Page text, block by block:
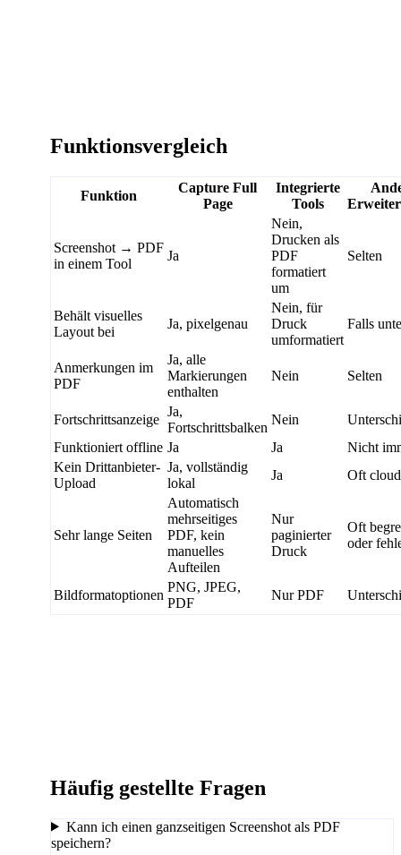
Funktionsvergleich
Funktion
Capture Full
Page
Integrierte
Tools
Screenshot → PDF
in einem Tool
Ja
Nein,
Drucken als
PDF
formatiert
um
Selten
Behält visuelles
Layout bei
Ja, pixelgenau
Nein, für
Druck
umformatiert
Falls
Anmerkungen im
PDF
Ja, alle
Markierungen
enthalten
Nein Selten
Fortschrittsanzeige
Ja,
Fortschrittsbalken
Nein
Funktioniert offline Ja Ja
Nicht
Kein Drittanbieter-
Upload
Ja, vollständig
lokal
Ja Oft
Sehr lange Seiten
Automatisch
mehrseitiges
PDF, kein
manuelles
Aufteilen
Nur
paginierter
Druck
Oft
oder
Bildformatoptionen
PNG, JPEG,
PDF
Nur PDF
Häufig gestellte Fragen
Kann ich einen ganzseitigen Screenshot als PDF
speichern?